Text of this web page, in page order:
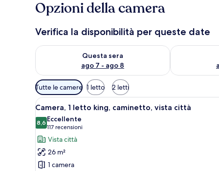
Opzioni della camera
Verifica la disponibilità per queste date
Questa sera
ago 7 - ago 8
Verifica la disponibilità per questa sera, ago 7 - ago 8
Verifica la
Filtri
disponibili
per
le
camere
Tutte le camere 1 letto 2 letti
Apri
tutte
le
foto
per
Camera,
Una camera da letto con un
7
Camera, 1 letto king, caminetto, vista città
8,68,6 su 10
Eccellente
117 recensioni
(117
recensioni)
Vista città
26 m²
1 camera